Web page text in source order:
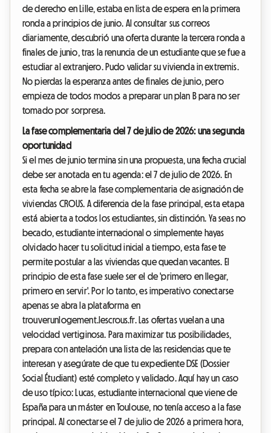
de derecho en Lille, estaba en lista de espera en la primera
ronda a principios de junio. Al consultar sus correos
diariamente, descubrió una oferta durante la tercera ronda a
finales de junio, tras la renuncia de un estudiante que se fue a
estudiar al extranjero. Pudo validar su vivienda in extremis.
No pierdas la esperanza antes de finales de junio, pero
empieza de todos modos a preparar un plan B para no ser
tomado por sorpresa.
La fase complementaria del 7 de julio de 2026: una segunda
oportunidad
Si el mes de junio termina sin una propuesta, una fecha crucial
debe ser anotada en tu agenda: el 7 de julio de 2026. En
esta fecha se abre la fase complementaria de asignación de
viviendas CROUS. A diferencia de la fase principal, esta etapa
está abierta a todos los estudiantes, sin distinción. Ya seas no
becado, estudiante internacional o simplemente hayas
olvidado hacer tu solicitud inicial a tiempo, esta fase te
permite postular a las viviendas que quedan vacantes. El
principio de esta fase suele ser el de 'primero en llegar,
primero en servir'. Por lo tanto, es imperativo conectarse
apenas se abra la plataforma en
trouverunlogement.lescrous.fr. Las ofertas vuelan a una
velocidad vertiginosa. Para maximizar tus posibilidades,
prepara con antelación una lista de las residencias que te
interesan y asegúrate de que tu expediente DSE (Dossier
Social Étudiant) esté completo y validado. Aquí hay un caso
de uso típico: Lucas, estudiante internacional que viene de
España para un máster en Toulouse, no tenía acceso a la fase
principal. Al conectarse el 7 de julio de 2026 a primera hora,